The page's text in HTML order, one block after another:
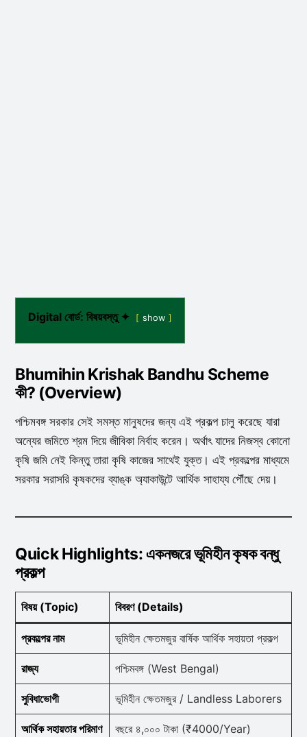
Digital বোর্ড: বিষয়বস্তু ✦ show
Bhumihin Krishak Bandhu Scheme
কী? (Overview)
পশ্চিমবঙ্গ সরকার সেই সমস্ত মানুষদের জন্য এই প্রকল্প চালু করেছে যারা
অন্যের জমিতে শ্রম দিয়ে জীবিকা নির্বাহ করেন। অর্থাৎ যাদের নিজস্ব কোনো
কৃষি জমি নেই কিন্তু তারা কৃষি কাজের সাথেই যুক্ত। এই প্রকল্পের মাধ্যমে
সরকার সরাসরি কৃষকদের ব্যাঙ্ক অ্যাকাউন্টে আর্থিক সাহায্য পৌঁছে দেয়।
Quick Highlights: একনজরে ভূমিহীন কৃষক বন্ধু
প্রকল্প
বিষয় (Topic) বিবরণ (Details)
প্রকল্পের নাম ভূমিহীন ক্ষেতমজুর বার্ষিক আর্থিক সহায়তা প্রকল্প
রাজ্য পশ্চিমবঙ্গ (West Bengal)
সুবিধাভোগী ভূমিহীন ক্ষেতমজুর / Landless Laborers
আর্থিক সহায়তার পরিমাণ বছরে ৪,০০০ টাকা (₹4000/Year)